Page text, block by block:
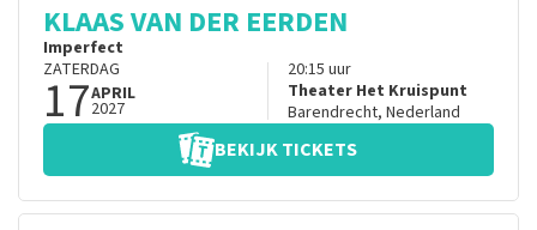
KLAAS VAN DER EERDEN
Imperfect
ZATERDAG
17APRIL
2027
20:15 uur
Theater Het Kruispunt
Barendrecht, Nederland
BEKIJK TICKETS